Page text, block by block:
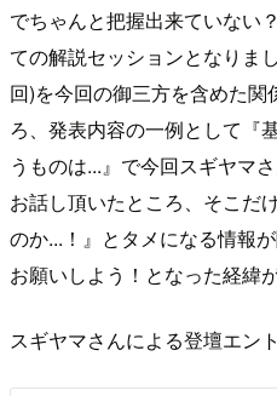
でちゃんと把握出来ていない
ての解説セッションとなりま
回)を今回の御三方を含めた関
ろ、発表内容の一例として『
うものは...』で今回スギヤマ
お話し頂いたところ、そこだ
のか...！』とタメになる情報
お願いしよう！となった経緯
スギヤマさんによる登壇エン